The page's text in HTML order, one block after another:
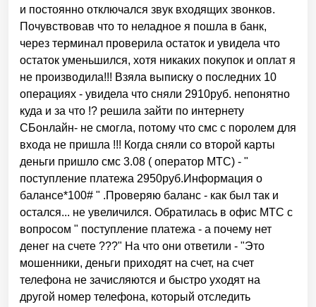
и постоянно отключался звук входящих звонков.
Почувствовав что то неладное я пошла в банк,
через терминал проверила остаток и увидела что
остаток уменьшился, хотя никаких покупок и оплат я
не производила!!! Взяла выписку о последних 10
операциях - увидела что сняли 2910руб. непонятно
куда и за что !? решила зайти по интернету
СБонлайн- не смогла, потому что смс с поролем для
входа не пришла !!! Когда сняли со второй карты
деньги пришло смс 3.08 ( оператор МТС) - "
поступление платежа 2950руб.Информация о
балансе*100# " .Проверяю баланс - как был так и
остался... не увеличился. Обратилась в офис МТС с
вопросом " поступление платежа - а почему нет
денег на счете ???" На что они ответили - "Это
мошенники, деньги приходят на счет, на счет
телефона не зачисляются и быстро уходят на
другой номер телефона, который отследить